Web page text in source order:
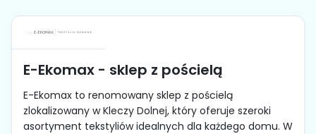
E-Ekomax - sklep z pościelą
E-Ekomax to renomowany sklep z pościelą
zlokalizowany w Kleczy Dolnej, który oferuje szeroki
asortyment tekstyliów idealnych dla każdego domu. W